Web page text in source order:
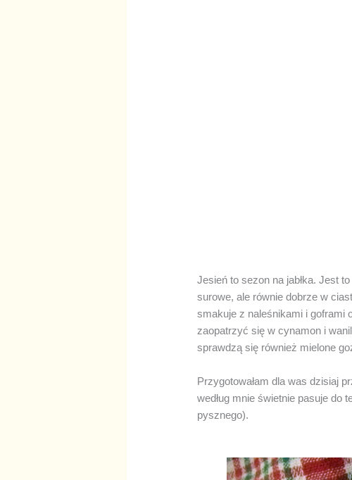
Jesień to sezon na jabłka. Jest
surowe, ale równie dobrze w
smakuje z naleśnikami i goframi
zaopatrzyć się w cynamon i
sprawdzą się również mielone
Przygotowałam dla was dzisiaj
według mnie świetnie pasuje do
pysznego).